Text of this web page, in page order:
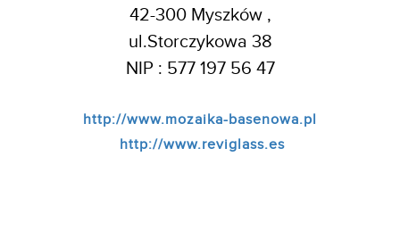
42-300 Myszków ,
ul.Storczykowa 38
NIP : 577 197 56 47
http://www.mozaika-basenowa.pl
http://www.reviglass.es